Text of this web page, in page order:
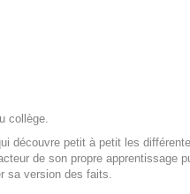
collège.
découvre petit à petit les
de son propre apprentissage
sa version des faits.